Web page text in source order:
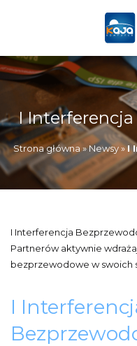
I
Strona główna »Newsy»I
I Interferencja
Partnerów aktywnie
bezprzewodowe w swoich
I